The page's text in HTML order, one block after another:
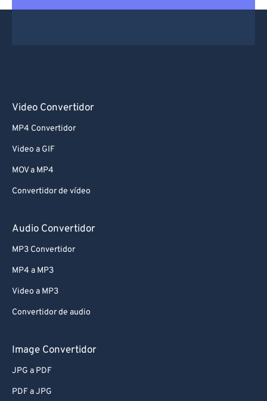
Video Convertidor
MP4 Convertidor
Video a GIF
MOV a MP4
Convertidor de vídeo
Audio Convertidor
MP3 Convertidor
MP4 a MP3
Video a MP3
Convertidor de audio
Image Convertidor
JPG a PDF
PDF a JPG